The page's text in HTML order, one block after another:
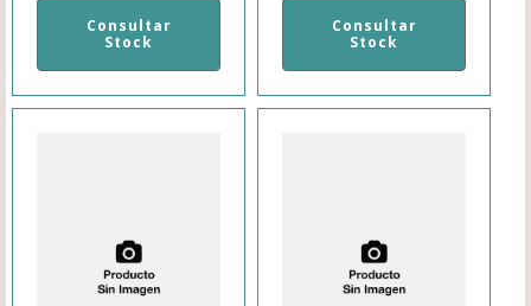
Consultar
Stock
Consultar
Stock